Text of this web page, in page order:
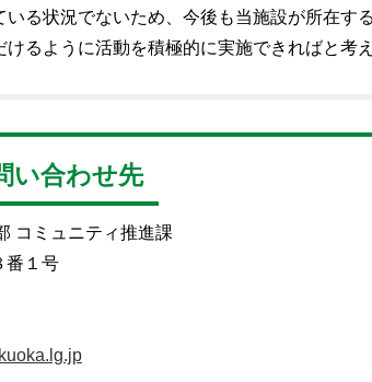
る状況でないため、今後も当施設が所在す
るように活動を積極的に実施できればと考
い合わせ先
コミュニティ推進課
番１号